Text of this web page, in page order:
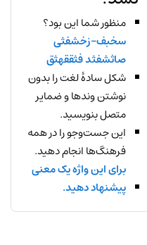
منظور شما این بود؟
سخبف-زخشفثی
صاثشفثد فثققهثق
شکل سادهٔ لغت را بدون
نوشتن وندها و ضمایر
متصل بنویسید.
این جست‌وجو را در همه
فرهنگ‌ها انجام دهید.
برای این واژه یک معنی
پیشنهاد دهید.